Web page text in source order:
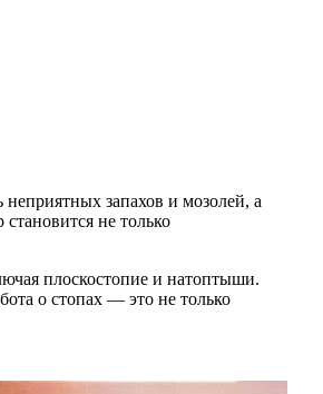
запахов и мозолей, а
не только
плоскостопие и натоптыши.
о стопах — это не только